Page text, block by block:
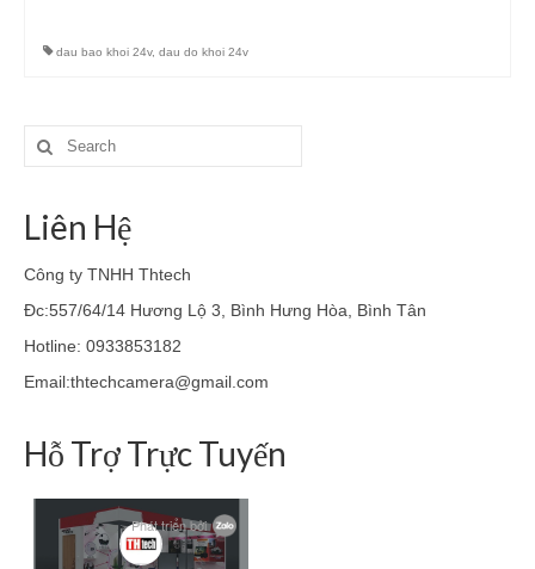
dau bao khoi 24v, dau do khoi 24v
Search
for:
Liên Hệ
Công ty TNHH Thtech
Đc:557/64/14 Hương Lộ 3, Bình Hưng Hòa, Bình Tân
Hotline: 0933853182
Email:thtechcamera@gmail.com
Hỗ Trợ Trực Tuyến